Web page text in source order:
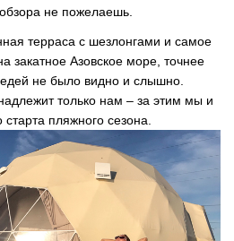
не пожелаешь.
терраса с шезлонгами и самое
закатное Азовское море, точнее
не было видно и слышно.
только нам – за этим мы и
пляжного сезона.